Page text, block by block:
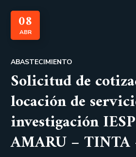
08
ABR
ABASTECIMIENTO
Solicitud de
locación de
investigación
AMARU – TINTA